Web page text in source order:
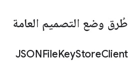
طُرق وضع التصميم العامة
JSONFileKeyStoreClient